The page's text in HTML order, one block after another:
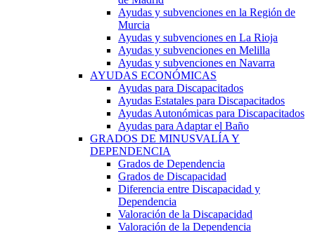
Ayudas y subvenciones en la Región de
Murcia
Ayudas y subvenciones en La Rioja
Ayudas y subvenciones en Melilla
Ayudas y subvenciones en Navarra
AYUDAS ECONÓMICAS
Ayudas para Discapacitados
Ayudas Estatales para Discapacitados
Ayudas Autonómicas para Discapacitados
Ayudas para Adaptar el Baño
GRADOS DE MINUSVALÍA Y
DEPENDENCIA
Grados de Dependencia
Grados de Discapacidad
Diferencia entre Discapacidad y
Dependencia
Valoración de la Discapacidad
Valoración de la Dependencia